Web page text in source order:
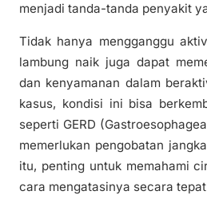
menjadi tanda-tanda penyakit
Tidak hanya mengganggu
lambung naik juga dapat
dan kenyamanan dalam
kasus, kondisi ini bisa
seperti GERD
memerlukan pengobatan
itu, penting untuk memahami
cara mengatasinya secara